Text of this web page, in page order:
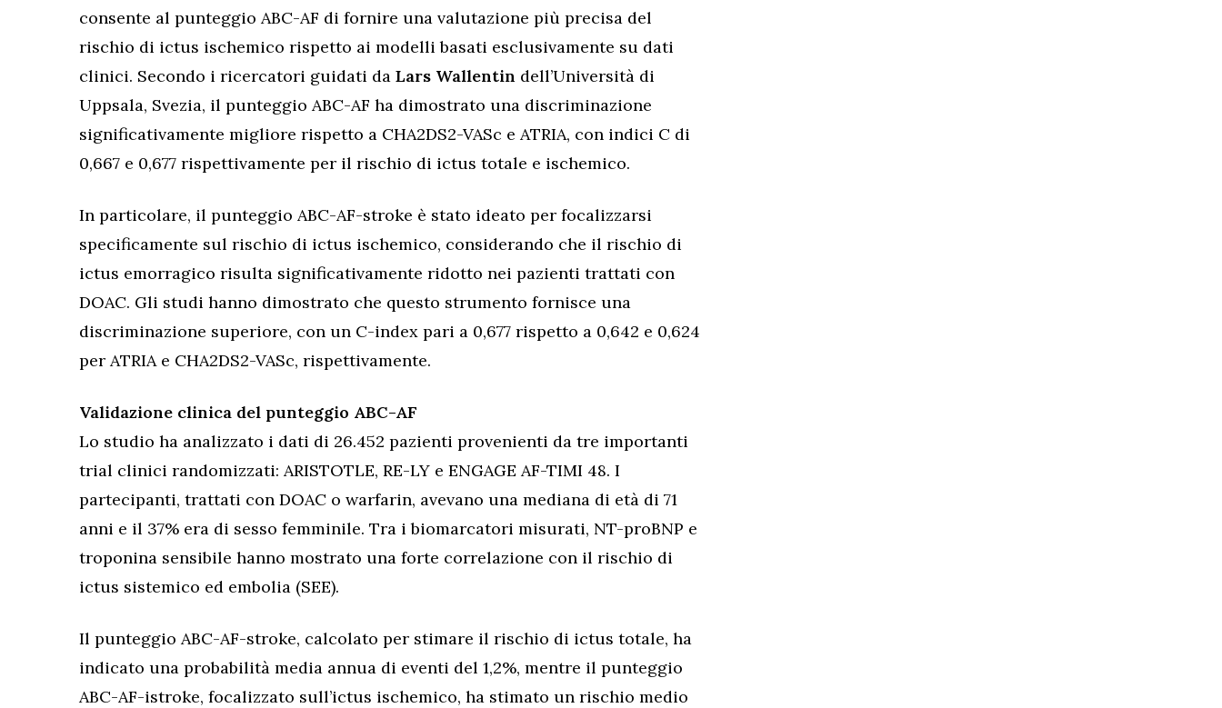
consente al punteggio ABC-AF di fornire una valutazione più precisa del
rischio di ictus ischemico rispetto ai modelli basati esclusivamente su dati
clinici. Secondo i ricercatori guidati da Lars Wallentin dell’Università di
Uppsala, Svezia, il punteggio ABC-AF ha dimostrato una discriminazione
significativamente migliore rispetto a CHA2DS2-VASc e ATRIA, con indici C di
0,667 e 0,677 rispettivamente per il rischio di ictus totale e ischemico.
In particolare, il punteggio ABC-AF-stroke è stato ideato per focalizzarsi
specificamente sul rischio di ictus ischemico, considerando che il rischio di
ictus emorragico risulta significativamente ridotto nei pazienti trattati con
DOAC. Gli studi hanno dimostrato che questo strumento fornisce una
discriminazione superiore, con un C-index pari a 0,677 rispetto a 0,642 e 0,624
per ATRIA e CHA2DS2-VASc, rispettivamente.
Validazione clinica del punteggio ABC-AF
Lo studio ha analizzato i dati di 26.452 pazienti provenienti da tre importanti
trial clinici randomizzati: ARISTOTLE, RE-LY e ENGAGE AF-TIMI 48. I
partecipanti, trattati con DOAC o warfarin, avevano una mediana di età di 71
anni e il 37% era di sesso femminile. Tra i biomarcatori misurati, NT-proBNP e
troponina sensibile hanno mostrato una forte correlazione con il rischio di
ictus sistemico ed embolia (SEE).
Il punteggio ABC-AF-stroke, calcolato per stimare il rischio di ictus totale, ha
indicato una probabilità media annua di eventi del 1,2%, mentre il punteggio
ABC-AF-istroke, focalizzato sull’ictus ischemico, ha stimato un rischio medio